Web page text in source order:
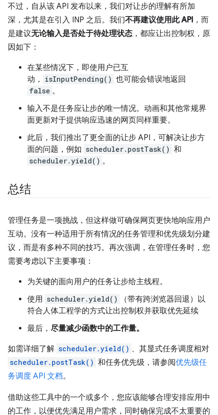
不过，自从该 API 发布以来，我们对让步的理解有所加
深，尤其是在引入 INP 之后。我们不再建议使用此 API ，而
是建议无论输入是否处于待处理状态 ，都应让出控制权，原
因如下：
在某些情况下，即使用户已互
动，
isInputPending() 也可能会错误地返回
false 。
输入不是任务应让步的唯一情况。动画和其他常规界
面更新对于提供响应迅速的网页同样重要。
此后，我们推出了更全面的让步 API，可解决让步方
面的问题，例如 scheduler.postTask() 和
scheduler.yield() 。
总结
管理任务是一项挑战，但这样做可确保网页更快地响应用户
互动。没有一种适用于所有情况的任务管理和优先级划分建
议，而是有多种不同的技巧。再次强调，在管理任务时，您
需要考虑以下主要事项：
为关键的面向用户的任务让步给主线程。
使用 scheduler.yield()
（带有跨浏览器回退）以
符合人体工程学的方式让出控制权并获取优先延续
最后， 尽量减少函数中的工作量。
如需详细了解 scheduler.yield() 、其显式任务调度相对
scheduler.postTask() 和任务优先级，请参阅优先级任
务调度 API 文档。
借助这些工具中的一个或多个，您应该能够合理安排应用中
的工作，以便优先满足用户需求，同时确保完成不太重要的